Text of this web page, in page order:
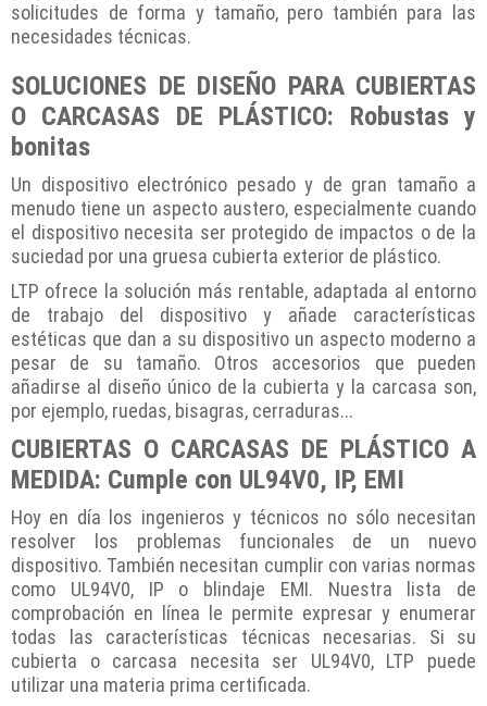
solicitudes de forma y tamaño, pero también para las
necesidades técnicas.
SOLUCIONES DE DISEÑO PARA CUBIERTAS
O CARCASAS DE PLÁSTICO: Robustas y
bonitas
Un dispositivo electrónico pesado y de gran tamaño a
menudo tiene un aspecto austero, especialmente cuando
el dispositivo necesita ser protegido de impactos o de la
suciedad por una gruesa cubierta exterior de plástico.
LTP ofrece la solución más rentable, adaptada al entorno
de trabajo del dispositivo y añade características
estéticas que dan a su dispositivo un aspecto moderno a
pesar de su tamaño. Otros accesorios que pueden
añadirse al diseño único de la cubierta y la carcasa son,
por ejemplo, ruedas, bisagras, cerraduras...
CUBIERTAS O CARCASAS DE PLÁSTICO A
MEDIDA: Cumple con UL94V0, IP, EMI
Hoy en día los ingenieros y técnicos no sólo necesitan
resolver los problemas funcionales de un nuevo
dispositivo. También necesitan cumplir con varias normas
como UL94V0, IP o blindaje EMI. Nuestra lista de
comprobación en línea le permite expresar y enumerar
todas las características técnicas necesarias. Si su
cubierta o carcasa necesita ser UL94V0, LTP puede
utilizar una materia prima certificada.